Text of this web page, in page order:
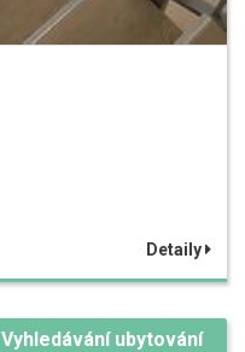
Detaily
Vyhledávání ubytování